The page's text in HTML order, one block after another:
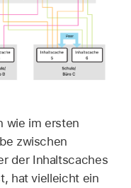
wie im ersten
zwischen
der Inhaltscaches
hat vielleicht ein